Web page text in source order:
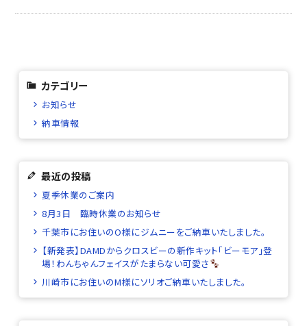
カテゴリー
お知らせ
納車情報
最近の投稿
夏季休業のご案内
8月3日 臨時休業のお知らせ
千葉市にお住いのO様にジムニーをご納車いたしました。
【新発表】DAMDからクロスビーの新作キット「ビーモア」登
場！わんちゃんフェイスがたまらない可愛さ
川崎市にお住いのM様にソリオご納車いたしました。